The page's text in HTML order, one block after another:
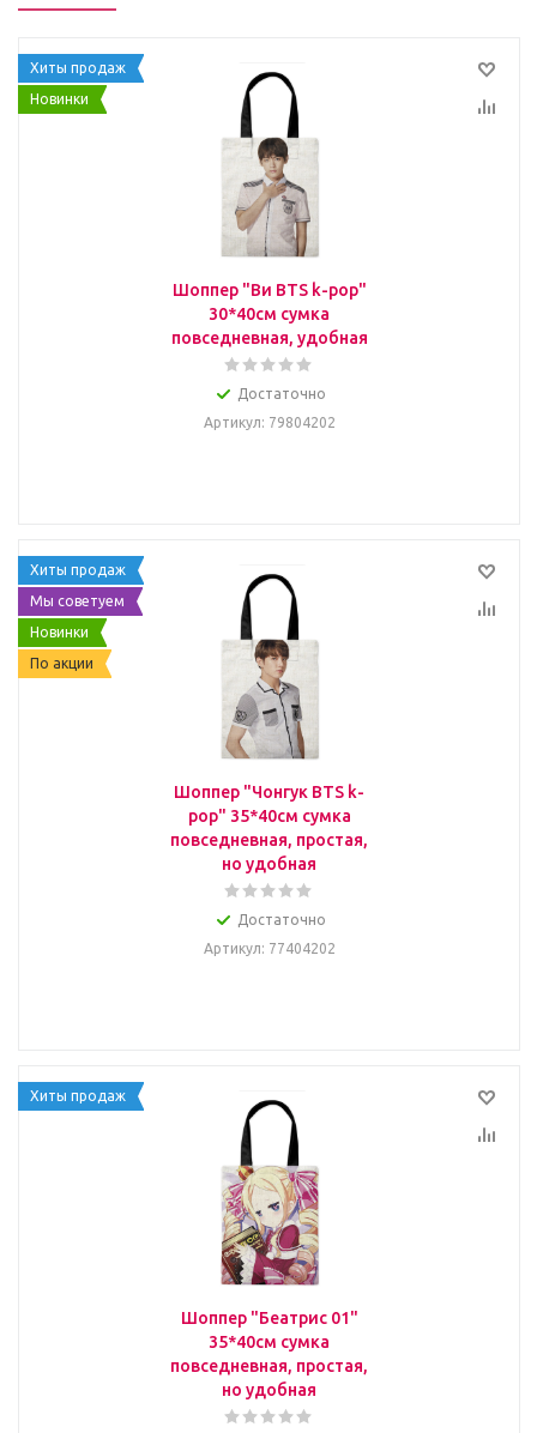
Хиты продаж
Новинки
Шоппер "Ви BTS k-pop"
30*40см сумка
повседневная, удобная
Достаточно
Артикул: 79804202
Хиты продаж
Мы советуем
Новинки
По акции
Шоппер "Чонгук BTS k-
pop" 35*40см сумка
повседневная, простая,
но удобная
Достаточно
Артикул: 77404202
Хиты продаж
Шоппер "Беатрис 01"
35*40см сумка
повседневная, простая,
но удобная